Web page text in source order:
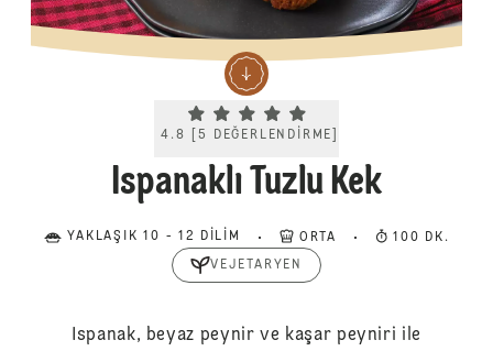
Current rating 4.8. Click to rate.
4.8 [5 DEĞERLENDIRME
Ispanaklı Tuzlu Kek
YAKLAŞIK 10 - 12 DILIM ORTA 100 DK.
VEJETARYEN
Ispanak, beyaz peynir ve kaşar peyniri ile